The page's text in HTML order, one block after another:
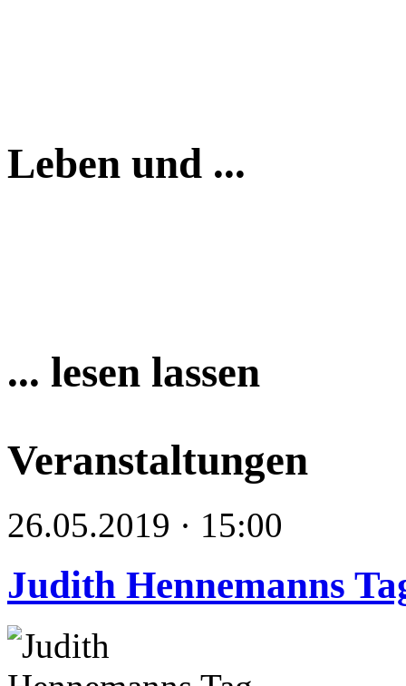
Leben und ...
... lesen lassen
Veranstaltungen
26.05.2019 · 15:00
Judith Hennemanns